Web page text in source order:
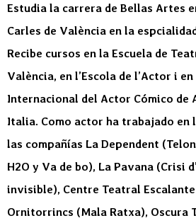
Estudia la carrera de Bellas Artes
Carles de València en la
Recibe cursos en la Escuela de
València, en l’Escola de l’Actor i
Internacional del Actor Cómico de
Italia. Como actor ha trabajado en
las compañías La Dependent
H2O y Va de bo), La Pavana (Crisi
invisible), Centre Teatral
Ornitorrincs (Mala Ratxa), Oscura